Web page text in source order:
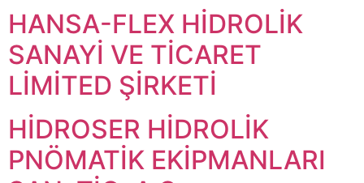
HANSA-FLEX HİDROLİK
SANAYİ VE TİCARET
LİMİTED ŞİRKETİ
HİDROSER HİDROLİK
PNÖMATİK EKİPMANLARI